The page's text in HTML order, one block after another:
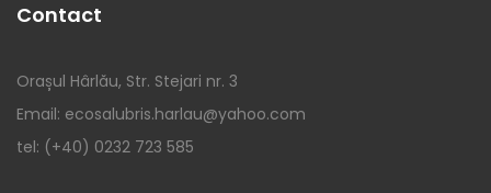
Contact
Orașul Hârlău, Str. Stejari nr. 3
Email: ecosalubris.harlau@yahoo.com
tel: (+40) 0232 723 585